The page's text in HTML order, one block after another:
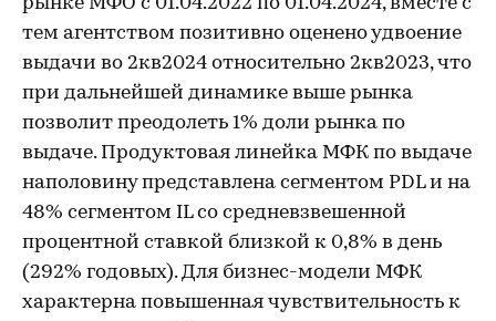
тем агентством позитивно оценено удвоение
выдачи во 2кв2024 относительно 2кв2023, что
при дальнейшей динамике выше рынка
позволит преодолеть 1% доли рынка по
выдаче. Продуктовая линейка МФК по выдаче
наполовину представлена сегментом PDL и на
48% сегментом IL со средневзвешенной
процентной ставкой близкой к 0,8% в день
(292% годовых). Для бизнес-модели МФК
характерна повышенная чувствительность к